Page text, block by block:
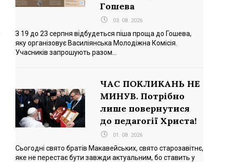
Гошева
03. 08. 2026
З 19 до 23 серпня відбудеться піша проща до Гошева,
яку організовує Василіянська Молодіжна Комісія.
Учасників запрошують разом...
ЧАС ПОКЛИКАНЬ НЕ
МИНУВ. Потрібно
лише повернутися
до педагогії Христа!
01. 08. 2026
Сьогодні свято братів Макавейських, свято старозавітнє,
яке не перестає бути завжди актуальним, бо ставить у